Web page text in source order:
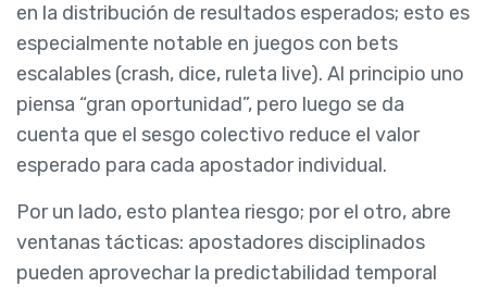
en la distribución de resultados esperados; esto es
especialmente notable en juegos con bets
escalables (crash, dice, ruleta live). Al principio uno
piensa “gran oportunidad”, pero luego se da
cuenta que el sesgo colectivo reduce el valor
esperado para cada apostador individual.
Por un lado, esto plantea riesgo; por el otro, abre
ventanas tácticas: apostadores disciplinados
pueden aprovechar la predictabilidad temporal